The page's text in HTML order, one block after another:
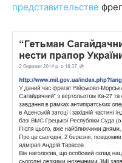
представительстве